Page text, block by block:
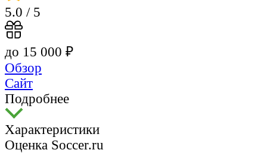
5.0 / 5
до 15 000 ₽
Обзор
Сайт
Подробнее
Характеристики
Оценка Soccer.ru